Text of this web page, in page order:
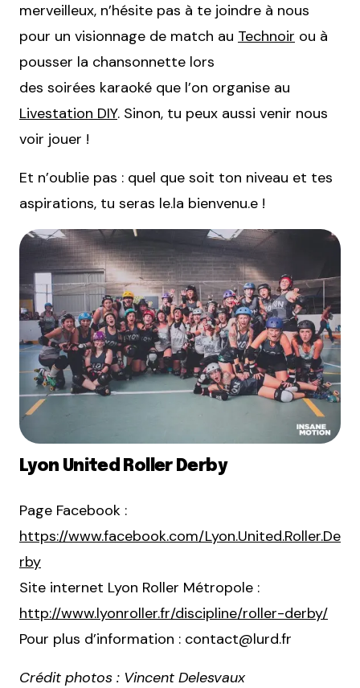
merveilleux, n’hésite pas à te joindre à nous
pour un visionnage de match au Technoir ou à
pousser la chansonnette lors
des soirées karaoké que l’on organise au
Livestation DIY. Sinon, tu peux aussi venir nous
voir jouer !
Et n’oublie pas : quel que soit ton niveau et tes
aspirations, tu seras le.la bienvenu.e !
Lyon United Roller Derby
Page Facebook :
https://www.facebook.com/Lyon.United.Roller.De
rby
Site internet Lyon Roller Métropole :
http://www.lyonroller.fr/discipline/roller-derby/
Pour plus d’information : contact@lurd.fr
Crédit photos : Vincent Delesvaux